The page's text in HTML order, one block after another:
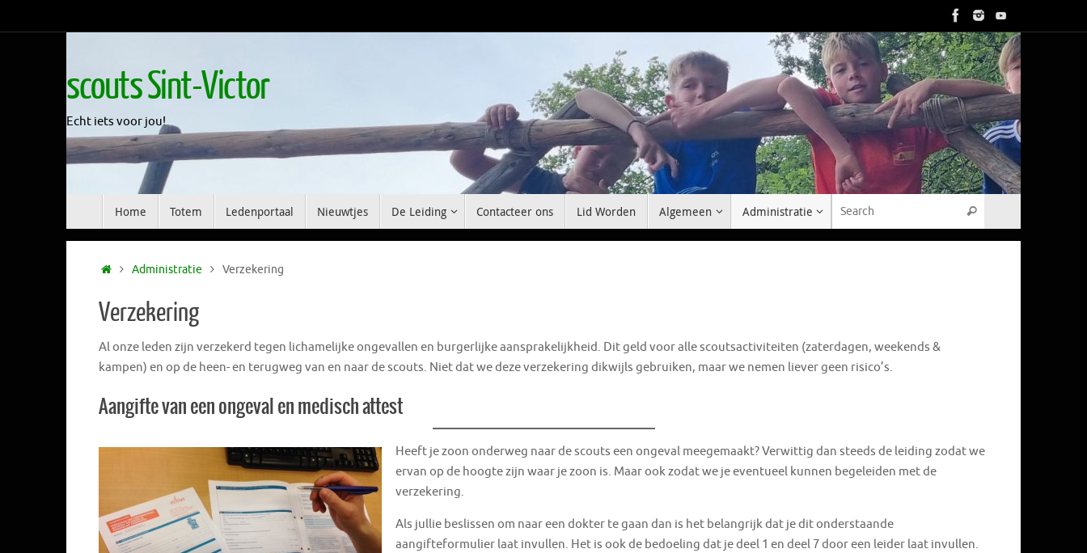
to
scouts Sint-Victor
Echt iets voor jou!
Home Totem Ledenportaal Nieuwtjes De Leiding Contacteer ons Lid Worden Algemeen Administratie Search
HomeAdministratie Verzekering
Verzekering
Al onze leden zijn verzekerd tegen lichamelijke ongevallen en burgerlijke aansprakelijkheid. Dit geld voor alle scoutsactiviteiten (zaterdagen, weekends &
kampen) en op de heen- en terugweg van en naar de scouts. Niet dat we deze verzekering dikwijls gebruiken, maar we nemen liever geen risico’s.
Aangifte van een ongeval en medisch attest
Heeft je zoon onderweg naar de scouts een ongeval meegemaakt? Verwittig dan steeds de leiding zodat we
ervan op de hoogte zijn waar je zoon is. Maar ook zodat we je eventueel kunnen begeleiden met de
verzekering.
Als jullie beslissen om naar een dokter te gaan dan is het belangrijk dat je dit onderstaande
aangifteformulier laat invullen. Het is ook de bedoeling dat je deel 1 en deel 7 door een leider laat invullen.